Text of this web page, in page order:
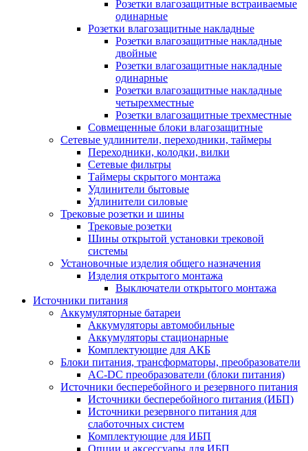
Розетки влагозащитные встраиваемые
одинарные
Розетки влагозащитные накладные
Розетки влагозащитные накладные
двойные
Розетки влагозащитные накладные
одинарные
Розетки влагозащитные накладные
четырехместные
Розетки влагозащитные трехместные
Совмещенные блоки влагозащитные
Сетевые удлинители, переходники, таймеры
Переходники, колодки, вилки
Сетевые фильтры
Таймеры скрытого монтажа
Удлинители бытовые
Удлинители силовые
Трековые розетки и шины
Трековые розетки
Шины открытой установки трековой
системы
Установочные изделия общего назначения
Изделия открытого монтажа
Выключатели открытого монтажа
Источники питания
Аккумуляторные батареи
Аккумуляторы автомобильные
Аккумуляторы стационарные
Комплектующие для АКБ
Блоки питания, трансформаторы, преобразователи
AC-DC преобразователи (блоки питания)
Источники бесперебойного и резервного питания
Источники бесперебойного питания (ИБП)
Источники резервного питания для
слаботочных систем
Комплектующие для ИБП
Опции и аксессуары для ИБП